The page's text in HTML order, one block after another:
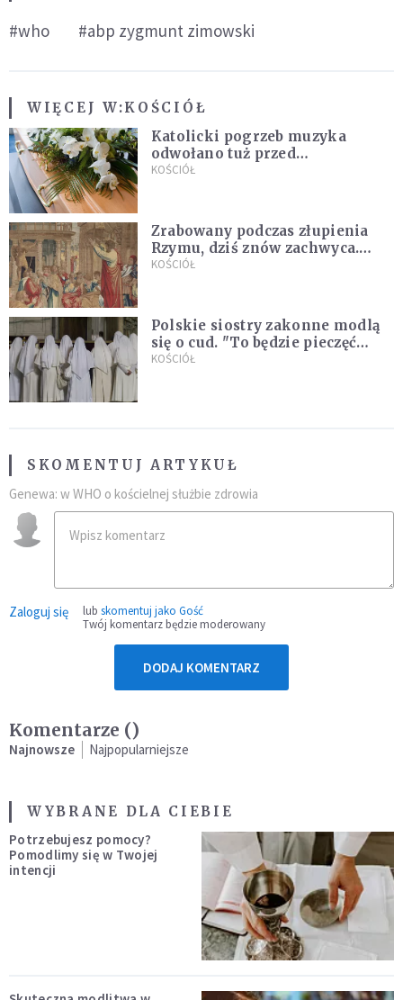
#who #abp zygmunt zimowski
WIĘCEJ W:KOŚCIÓŁ
Katolicki pogrzeb muzyka
odwołano tuż przed
uroczystością. Powodem była
KOŚCIÓŁ
Zrabowany podczas złupienia
Rzymu, dziś znów zachwyca.
Wyjątkowy arras w Castel
KOŚCIÓŁ
Polskie siostry zakonne modlą
się o cud. "To będzie pieczęć
Pana Boga dla naszej wiary"
KOŚCIÓŁ
SKOMENTUJ ARTYKUŁ
Genewa: w WHO o kościelnej służbie zdrowia
Zaloguj się lub skomentuj jako Gość
Twój komentarz będzie moderowany
DODAJ KOMENTARZ
Komentarze ()
Najnowsze Najpopularniejsze
WYBRANE DLA CIEBIE
Potrzebujesz pomocy?
Pomodlimy się w Twojej
intencji